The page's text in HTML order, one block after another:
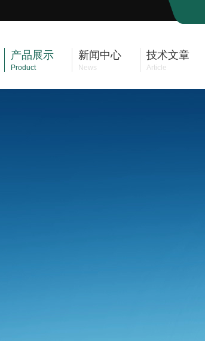
产品展示
Product
新闻中心
News
技术文章
Article